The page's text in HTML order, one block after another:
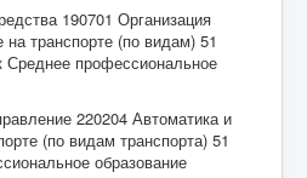
190701 Организация
на транспорте (по видам) 51
Среднее профессиональное
220204 Автоматика и
(по видам транспорта) 51
образование